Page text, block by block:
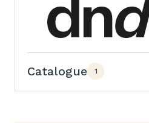
Catalogue 1